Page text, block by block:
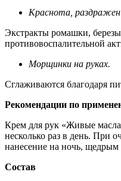
Краснота,
Экстракты ромашки,
противовоспалительной
Морщинки на руках.
Сглаживаются благодаря
Рекомендации по
Крем для рук «Живые
несколько раз в день. При
нанесение на ночь, щедрым
Состав